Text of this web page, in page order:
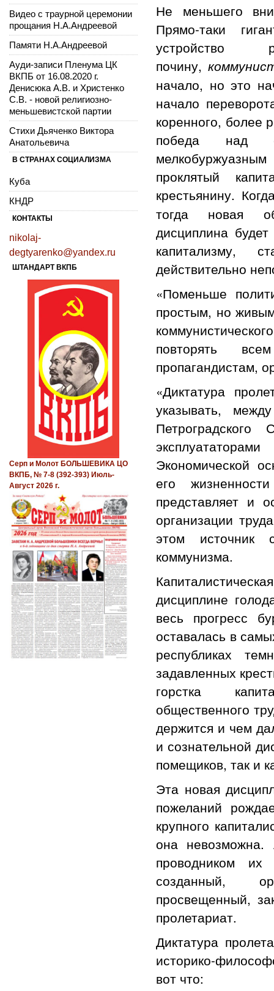
Не меньшего
Прямо-таки
почину,
начало, но это
начало
коренного,
победа над
проклятый
крестьянину.
тогда новая
дисциплина
капитализму,
действительно
«Поменьше
простым, но
повторять
пропагандистам,
«Диктатура
указывать,
Экономической
его
представляет и
организации
этом источник
коммунизма.
дисциплине
весь прогресс
оставалась в
республиках
задавленных
горстка
общественного
держится и чем
и сознательной
помещиков, так и
Эта новая
пожеланий
крупного
она невозможна.
проводником их
созданный,
просвещенный,
пролетариат.
Диктатура
историко-
вот что:
Видео с траурной церемонии
прощания Н.А.Андреевой
Памяти Н.А.Андреевой
Ауди-записи Пленума ЦК
ВКПБ от 16.08.2020 г.
Денисюка А.В. и Христенко
С.В. - новой религиозно-
меньшевистской партии
Стихи Дьяченко Виктора
Анатольевича
В СТРАНАХ СОЦИАЛИЗМА
Куба
КНДР
КОНТАКТЫ
nikolaj-
degtyarenko@yandex.ru
ШТАНДАРТ ВКПБ
Серп и Молот БОЛЬШЕВИКА ЦО
ВКПБ, № 7-8 (392-393) Июль-
Август 2026 г.